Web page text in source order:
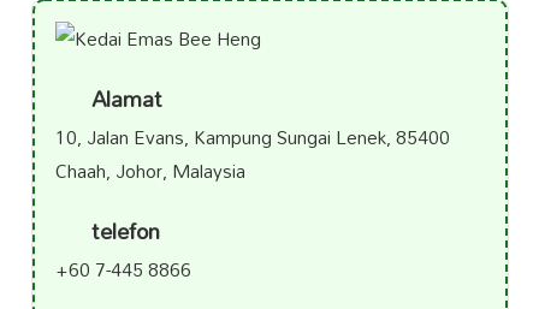
Alamat
10, Jalan Evans, Kampung Sungai Lenek, 85400
Chaah, Johor, Malaysia
telefon
+60 7-445 8866